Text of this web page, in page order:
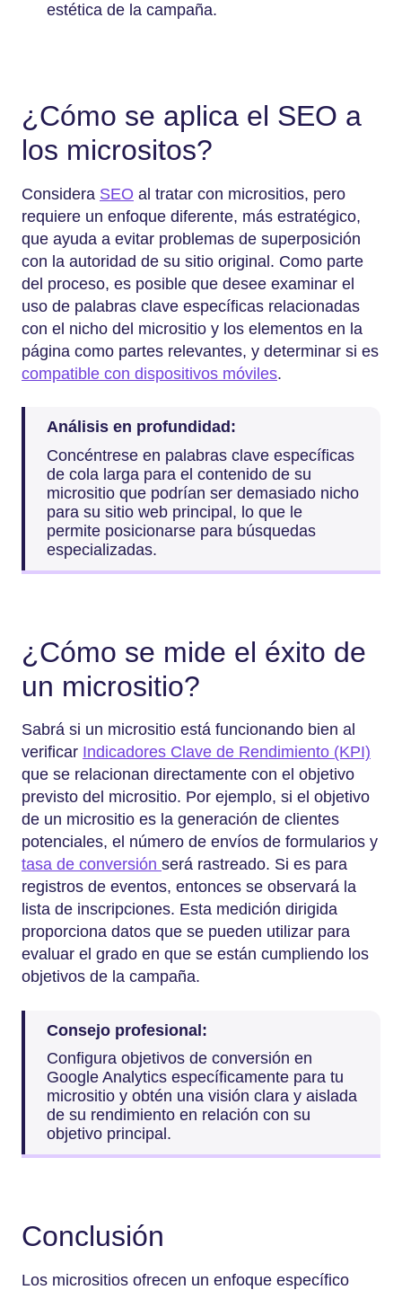
estética de la campaña.
¿Cómo se aplica el SEO a
los micrositos?
Considera SEO al tratar con micrositios, pero
requiere un enfoque diferente, más estratégico,
que ayuda a evitar problemas de superposición
con la autoridad de su sitio original. Como parte
del proceso, es posible que desee examinar el
uso de palabras clave específicas relacionadas
con el nicho del micrositio y los elementos en la
página como partes relevantes, y determinar si es
compatible con dispositivos móviles.
Análisis en profundidad:
Concéntrese en palabras clave específicas
de cola larga para el contenido de su
micrositio que podrían ser demasiado nicho
para su sitio web principal, lo que le
permite posicionarse para búsquedas
especializadas.
¿Cómo se mide el éxito de
un micrositio?
Sabrá si un micrositio está funcionando bien al
verificar Indicadores Clave de Rendimiento (KPI)
que se relacionan directamente con el objetivo
previsto del micrositio. Por ejemplo, si el objetivo
de un micrositio es la generación de clientes
potenciales, el número de envíos de formularios y
tasa de conversión será rastreado. Si es para
registros de eventos, entonces se observará la
lista de inscripciones. Esta medición dirigida
proporciona datos que se pueden utilizar para
evaluar el grado en que se están cumpliendo los
objetivos de la campaña.
Consejo profesional:
Configura objetivos de conversión en
Google Analytics específicamente para tu
micrositio y obtén una visión clara y aislada
de su rendimiento en relación con su
objetivo principal.
Conclusión
Los micrositios ofrecen un enfoque específico